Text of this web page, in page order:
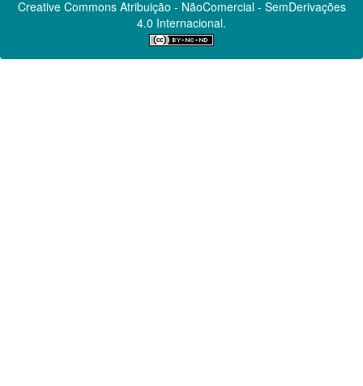
Creative CommonsAtribuição - NãoComercial - SemDerivações
4.0 Internacional.